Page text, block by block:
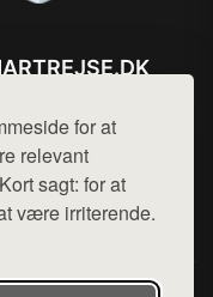
for at
relevant
sagt: for at
være irriterende.
hej@want.dk
og privatlivspolitik